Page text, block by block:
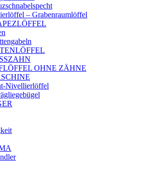
– Grabenraumlöffel
OHNE ZÄHNE
Nivellierlöffel